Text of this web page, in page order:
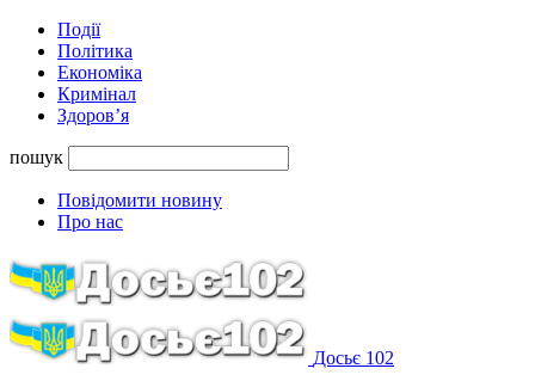
Події
Політика
Економіка
Кримінал
Здоров’я
пошук
Повідомити новину
Про нас
Досьє 102